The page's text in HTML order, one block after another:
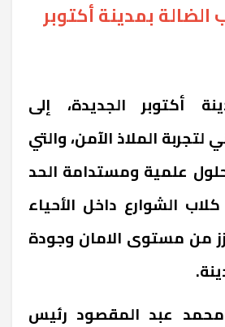
الضالة بمدينة أكتوبر
أكتوبر الجديدة، إلى
لتجربة الملاذ الآمن، والتي
علمية ومستدامة الحد
الشوارع داخل الأحياء
من مستوى الامان وجودة
عبد المقصود رئيس